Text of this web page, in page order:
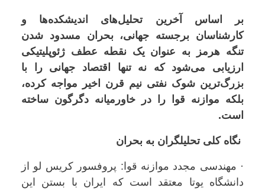
بر اساس آخرین تحلیل‌های اندیشکده‌ها و
کارشناسان برجسته جهانی، بحران مسدود شدن
تنگه هرمز به عنوان یک نقطه عطف ژئوپلیتیکی
ارزیابی می‌شود که نه‌ تنها اقتصاد جهانی را با
بزرگ‌ترین شوک نفتی نیم قرن اخیر مواجه کرده،
بلکه موازنه قوا را در خاورمیانه دگرگون ساخته
است.
نگاه کلی تحلیلگران به بحران
· مهندسی مجدد موازنه قوا: پروفسور کریس لو از
دانشگاه یوتا معتقد است که ایران با بستن این